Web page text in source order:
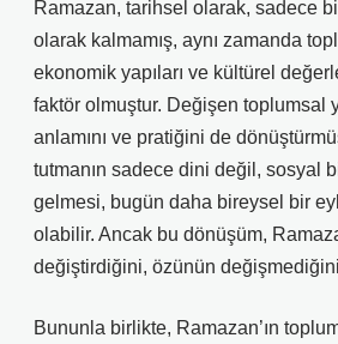
Ramazan, tarihsel olarak, sadece
olarak kalmamış, aynı zamanda
ekonomik yapıları ve kültürel
faktör olmuştur. Değişen toplumsal
anlamını ve pratiğini de
tutmanın sadece dini değil, sosyal
gelmesi, bugün daha bireysel bir
olabilir. Ancak bu dönüşüm,
değiştirdiğini, özünün
Bununla birlikte, Ramazan’ın